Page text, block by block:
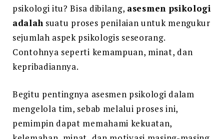
psikologi itu? Bisa dibilang, asesmen psikologi
adalah suatu proses penilaian untuk mengukur
sejumlah aspek psikologis seseorang.
Contohnya seperti kemampuan, minat, dan
kepribadiannya.
Begitu pentingnya asesmen psikologi dalam
mengelola tim, sebab melalui proses ini,
pemimpin dapat memahami kekuatan,